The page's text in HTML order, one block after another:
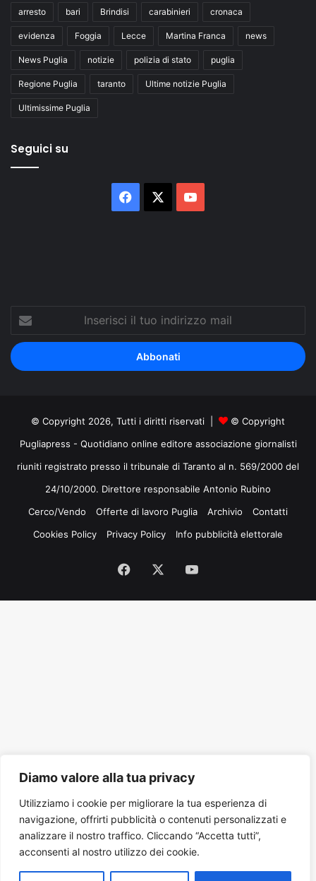
Diamo valore alla tua privacy
Utilizziamo i cookie per migliorare la tua esperienza di
navigazione, offrirti pubblicità o contenuti personalizzati e
analizzare il nostro traffico. Cliccando “Accetta tutti”,
acconsenti al nostro utilizzo dei cookie.
arresto bari Brindisi carabinieri cronaca
evidenza Foggia Lecce Martina Franca news
News Puglia notizie polizia di stato puglia
Regione Puglia taranto Ultime notizie Puglia
Ultimissime Puglia
Seguici su
Facebook
tuo
indirizzo
mail
© Copyright 2026, Tutti i diritti riservati |
© Copyright
Pugliapress - Quotidiano online editore associazione giornalisti
riuniti registrato presso il tribunale di Taranto al n. 569/2000 del
24/10/2000. Direttore responsabile Antonio Rubino
Cerco/Vendo
Offerte di lavoro Puglia Archivio
Contatti
Cookies Policy
Privacy Policy Info pubblicità elettorale
Facebook
Tube